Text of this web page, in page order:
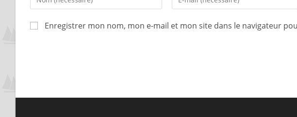
Enregistrer mon nom, mon e-mail et mon site dans le navigateur